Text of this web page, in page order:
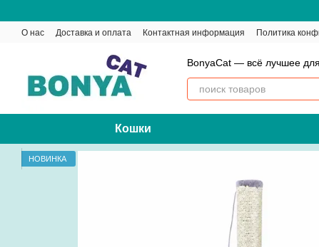
О нас Доставка и оплата Контактная информация Политика
BonyaCat — всё лучшее
Кошки
НОВИНКА